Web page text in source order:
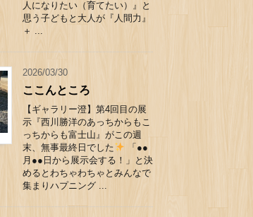
人になりたい（育てたい）』と
思う子どもと大人が『人間力』
＋ ...
2026/03/30
ここんところ
【ギャラリー澄】第4回目の展
示『西川勝洋のあっちからもこ
っちからも富士山』がこの週
末、無事最終日でした
「●●
月●●日から展示会する！」と決
めるとわちゃわちゃとみんなで
集まりハプニング ...